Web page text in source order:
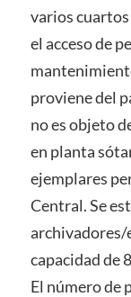
varios
el acceso de
proviene del
no es objeto
en planta
ejemplares
Central. Se
archivadores/
capacidad de
El número de